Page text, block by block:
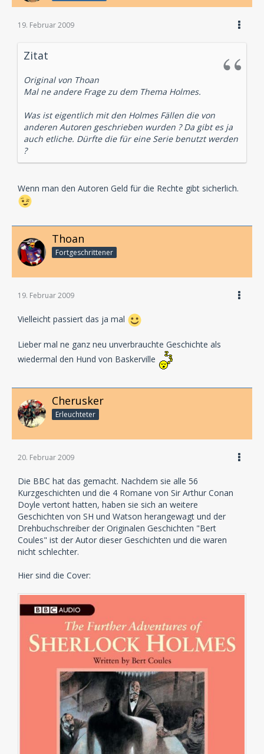
19. Februar 2009
Zitat
Original von Thoan
Mal ne andere Frage zu dem Thema Holmes.
Was ist eigentlich mit den Holmes Fällen die von
anderen Autoren geschrieben wurden ? Da gibt es ja
auch etliche. Dürfte die für eine Serie benutzt werden
?
Wenn man den Autoren Geld für die Rechte gibt sicherlich.
Thoan
Fortgeschrittener
19. Februar 2009
Vielleicht passiert das ja mal
Lieber mal ne ganz neu unverbrauchte Geschichte als
wiedermal den Hund von Baskerville
Cherusker
Erleuchteter
20. Februar 2009
Die BBC hat das gemacht. Nachdem sie alle 56
Kurzgeschichten und die 4 Romane von Sir Arthur Conan
Doyle vertont hatten, haben sie sich an weitere
Geschichten von SH und Watson herangewagt und der
Drehbuchschreiber der Originalen Geschichten "Bert
Coules" ist der Autor dieser Geschichten und die waren
nicht schlechter.
Hier sind die Cover: